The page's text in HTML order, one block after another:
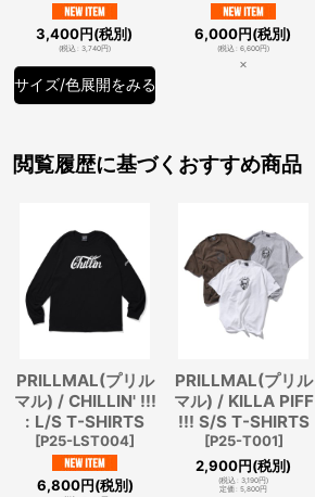
3,400円(税別)
(税込: 3,740円)
サイズ/色展開をみる
6,000円(税別)
(税込: 6,600円)
×
閲覧履歴に基づくおすすめ商品
PRILLMAL(プリル
マル) / CHILLIN' !!!
: L/S T-SHIRTS
[P25-LST004]
6,800円(税別)
PRILLMAL(プリル
マル) / KILLA PIFF
!!! S/S T-SHIRTS
[P25-T001]
2,900円(税別)
(税込: 3,190円)
定価 : 5,800円